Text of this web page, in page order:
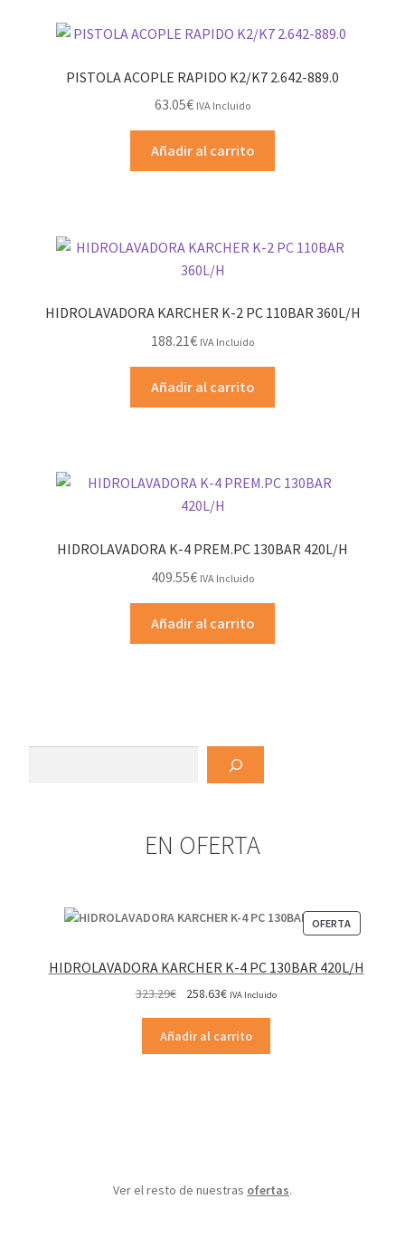
PISTOLA ACOPLE RAPIDO K2/K7 2.642-889.0
63.05€ IVA Incluido
Añadir al carrito
HIDROLAVADORA KARCHER K-2 PC 110BAR 360L/H
188.21€ IVA Incluido
Añadir al carrito
HIDROLAVADORA K-4 PREM.PC 130BAR 420L/H
409.55€ IVA Incluido
Añadir al carrito
EN OFERTA
OFERTA
EN
HIDROLAVADORA KARCHER K-4 PC 130BAR 420L/H
323.29€
original
era:
258.63€El
actual
es:
IVA Incluido
Añadir al carrito
Ver el resto de nuestras ofertas.